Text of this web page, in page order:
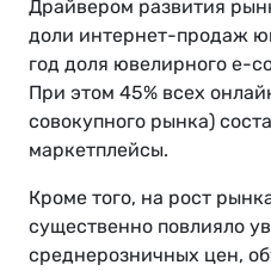
Драйвером развития
доли интернет-продаж
год доля ювелирного e-
При этом 45% всех
совокупного рынка)
маркетплейсы.
Кроме того, на рост
существенно повлияло
среднерозничных цен,